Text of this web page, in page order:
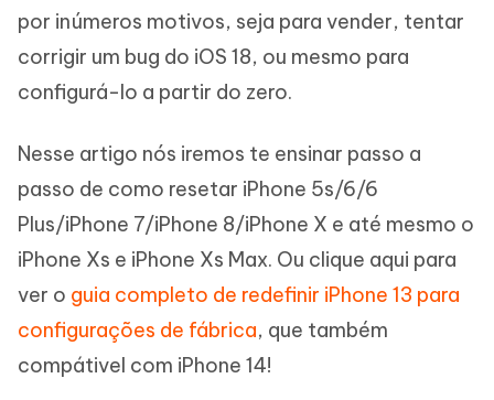
por inúmeros motivos, seja para vender, tentar
corrigir um bug do iOS 18, ou mesmo para
configurá-lo a partir do zero.
Nesse artigo nós iremos te ensinar passo a
passo de como resetar iPhone 5s/6/6
Plus/iPhone 7/iPhone 8/iPhone X e até mesmo o
iPhone Xs e iPhone Xs Max. Ou clique aqui para
ver o guia completo de redefinir iPhone 13 para
configurações de fábrica, que também
compátivel com iPhone 14!